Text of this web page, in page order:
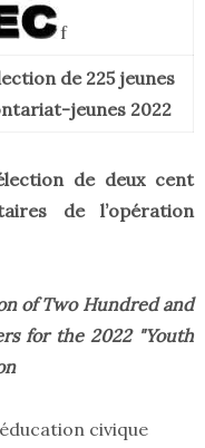
f
de 225 jeunes
jeunes 2022
de deux cent
de l’opération
of Two Hundred and
for the 2022 "Youth
civique